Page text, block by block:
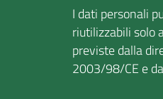
I dati personali
riutilizzabili solo
previste dalla
2003/98/CE e